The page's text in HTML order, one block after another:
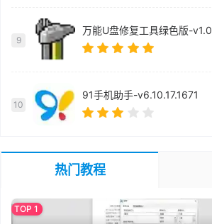
9
万能U盘修复工具绿色版-v1.0
10
91手机助手-v6.10.17.1671
热门教程